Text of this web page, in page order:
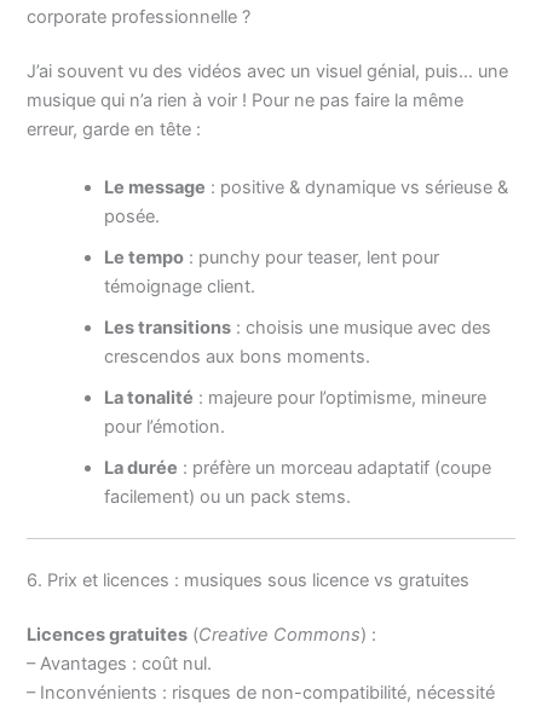
corporate professionnelle ?
J’ai souvent vu des vidéos avec un visuel génial, puis… une
musique qui n’a rien à voir ! Pour ne pas faire la même
erreur, garde en tête :
Le message : positive & dynamique vs sérieuse &
posée.
Le tempo : punchy pour teaser, lent pour
témoignage client.
Les transitions : choisis une musique avec des
crescendos aux bons moments.
La tonalité : majeure pour l’optimisme, mineure
pour l’émotion.
La durée : préfère un morceau adaptatif (coupe
facilement) ou un pack stems.
6. Prix et licences : musiques sous licence vs gratuites
Licences gratuites (Creative Commons) :
– Avantages : coût nul.
– Inconvénients : risques de non-compatibilité, nécessité